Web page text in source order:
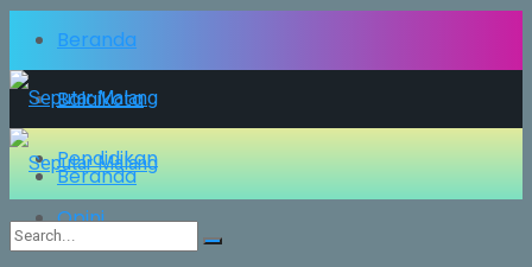
Beranda
Balaikota
Pendidikan
Opini
Beranda
Balaikota